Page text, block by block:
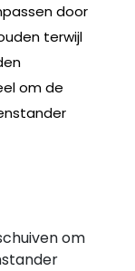
door
terwijl
om de
om